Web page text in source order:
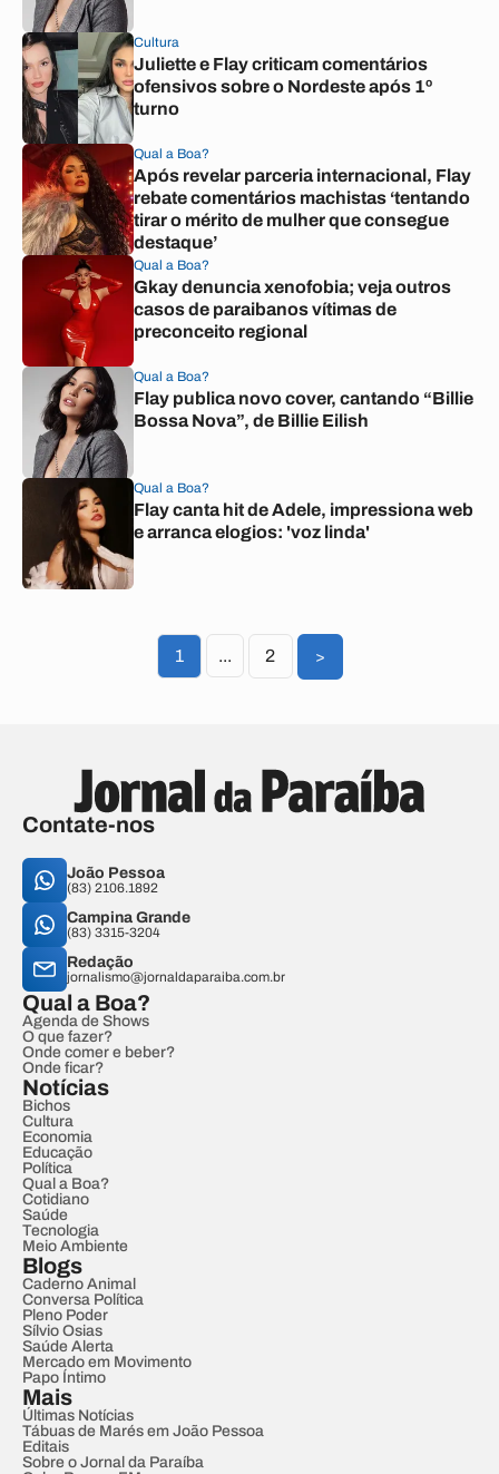
Cultura
Juliette e Flay criticam comentários
ofensivos sobre o Nordeste após 1º
turno
Qual a Boa?
Após revelar parceria internacional, Flay
rebate comentários machistas ‘tentando
tirar o mérito de mulher que consegue
destaque’
Qual a Boa?
Gkay denuncia xenofobia; veja outros
casos de paraibanos vítimas de
preconceito regional
Qual a Boa?
Flay publica novo cover, cantando “Billie
Bossa Nova”, de Billie Eilish
Qual a Boa?
Flay canta hit de Adele, impressiona web
e arranca elogios: 'voz linda'
1 ... 2 >
Contate-nos
João Pessoa
(83) 2106.1892
Campina Grande
(83) 3315-3204
Redação
jornalismo@jornaldaparaiba.com.br
Qual a Boa?
Agenda de Shows
O que fazer?
Onde comer e beber?
Onde ficar?
Notícias
Bichos
Cultura
Economia
Educação
Política
Qual a Boa?
Cotidiano
Saúde
Tecnologia
Meio Ambiente
Blogs
Caderno Animal
Conversa Política
Pleno Poder
Sílvio Osias
Saúde Alerta
Mercado em Movimento
Papo Íntimo
Mais
Últimas Notícias
Tábuas de Marés em João Pessoa
Editais
Sobre o Jornal da Paraíba